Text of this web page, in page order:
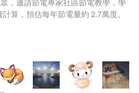
算，預估每年節電量約 2.7萬度。